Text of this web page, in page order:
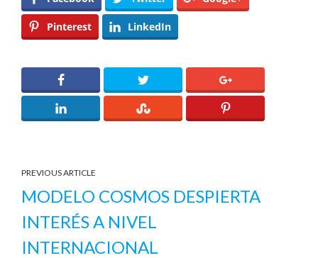
Pinterest LinkedIn
PREVIOUS ARTICLE
MODELO COSMOS DESPIERTA
INTERÉS A NIVEL
INTERNACIONAL